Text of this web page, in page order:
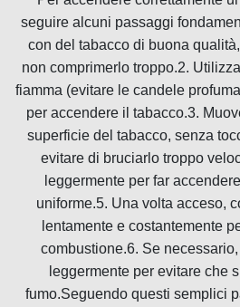
seguire alcuni passaggi
con del tabacco di buona
non comprimerlo troppo.2.
fiamma (evitare le candele
per accendere il tabacco.3.
superficie del tabacco, senza
evitare di bruciarlo troppo
leggermente per far
uniforme.5. Una volta acceso,
lentamente e costantemente
combustione.6. Se
leggermente per evitare che
fumo.Seguendo questi semplici